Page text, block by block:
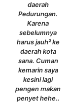
daerah
Pedurungan.
Karena
sebelumnya
harus jauh² ke
daerah kota
sana. Cuman
kemarin saya
kesini lagi
pengen makan
penyet hehe..